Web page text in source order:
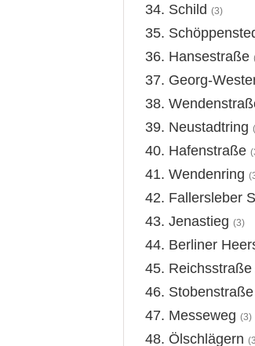
Schild (3)
Hansestraße
Georg-
Neustadtring
Hafenstraße
Wendenring
Fallersleber
Jenastieg (3)
Berliner
Reichsstraße
Stobenstraße
Messeweg (3)
Ölschlägern